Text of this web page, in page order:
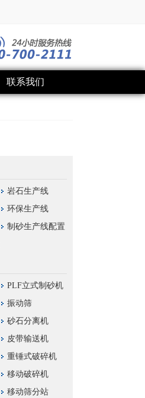
联系我们
岩石生产线
环保生产线
制砂生产线配置
PLF立式制砂机
振动筛
砂石分离机
皮带输送机
重锤式破碎机
移动破碎机
移动筛分站